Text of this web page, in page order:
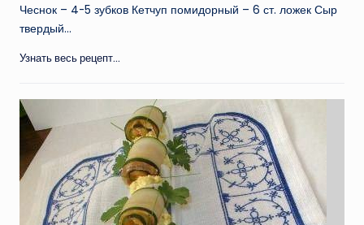
Чеснок – 4-5 зубков Кетчуп помидорный – 6 ст. ложек Сыр
твердый…
Узнать весь рецепт...